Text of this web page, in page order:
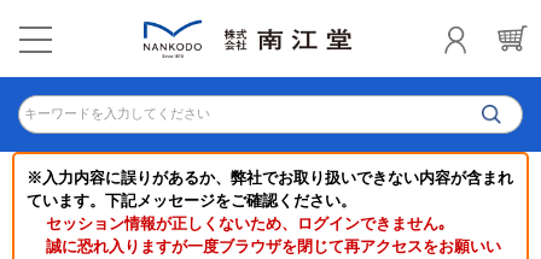
キーワードを入力してください
※入力内容に誤りがあるか、弊社でお取り扱いできない内容が含まれ
ています。下記メッセージをご確認ください。
セッション情報が正しくないため、ログインできません｡
誠に恐れ入りますが一度ブラウザを閉じて再アクセスをお願いい